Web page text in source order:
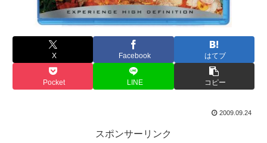
X Facebook はてブ
Pocket LINE コピー
2009.09.24
スポンサーリンク